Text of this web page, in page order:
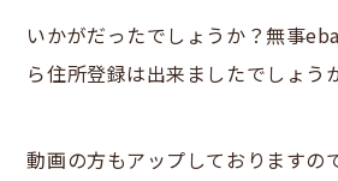
いかがだったでしょうか？無事
ら住所登録は出来ましたでしょう
動画の方もアップしておりますの